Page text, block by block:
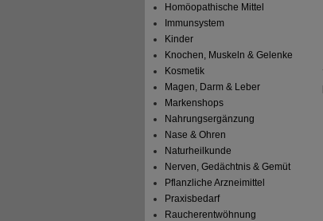
Homöopathische Mittel
Immunsystem
Kinder
Knochen, Muskeln & Gelenke
Kosmetik
Magen, Darm & Leber
Markenshops
Nahrungsergänzung
Nase & Ohren
Naturheilkunde
Nerven, Gedächtnis & Gemüt
Pflanzliche Arzneimittel
Praxisbedarf
Raucherentwöhnung